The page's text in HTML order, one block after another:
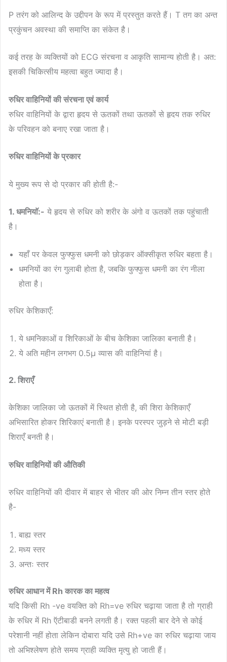
P तरंग को आलिन्द के उद्दीपन के रूप में प्रस्तुत करते हैं। T तग का अन्त
प्रकुंचन अवस्था की समाप्ति का संकेत है।
कई तरह के व्यक्तियों को ECG संरचना व आकृति सामान्य होती है। अत:
इसकी चिकित्सीय महत्वा बहुत ज्यादा है।
रुधिर वाहिनियों की संरचना एवं कार्य
रुधिर वाहिनियों के द्वारा हृदय से ऊतकों तथा ऊतकों से हृदय तक रुधिर
के परिवहन को बनाए रखा जाता है।
रुधिर वाहिनियों के प्रकार
ये मुख्य रूप से दो प्रकार की होती है:-
1. धमनियाॅ:- ये हृदय से रुधिर को शरीर के अंगो व ऊतकों तक पहुंचाती
है।
यहाँ पर केवल फुफ्फुस धमनी को छोड़कर ऑक्सीकृत रुधिर बहता है।
धमनियों का रंग गुलाबी होता है, जबकि फुफ्फुस धमनी का रंग नीला
होता है।
रुधिर केशिकाएँ:
ये धमनिकाओं व शिरिकाओं के बीच केशिका जालिका बनाती है।
ये अति महीन लगभग 0.5μ व्यास की वाहिनियां है।
2. शिराएँ
केशिका जालिका जो ऊतकों में स्थित होती है, की शिरा केशिकाएँ
अभिसारित होकर शिरिकाएं बनाती है। इनके परस्पर जुड़ने से मोटी बड़ी
शिराएँ बनती है।
रुधिर वाहिनियों की औतिकी
रुधिर वाहिनियों की दीवार में बाहर से भीतर की ओर निम्न तीन स्तर होते
है-
बाह्य स्तर
मध्य स्तर
अन्तः स्तर
रुधिर आधान में Rh कारक का महत्व
यदि किसी Rh -ve वयक्ति को Rh=ve रुधिर चढ़ाया जाता है तो ग्राही
के रुधिर में Rh ऍटीबाडी बनने लगती है। रक्त पहली बार देने से कोई
परेशानी नहीं होता लेकिन दोबारा यदि उसे Rh+ve का रुधिर चढ़ाया जाय
तो अभिश्लेषण होते समय ग्राही व्यक्ति मृत्यु हो जाती हैं।